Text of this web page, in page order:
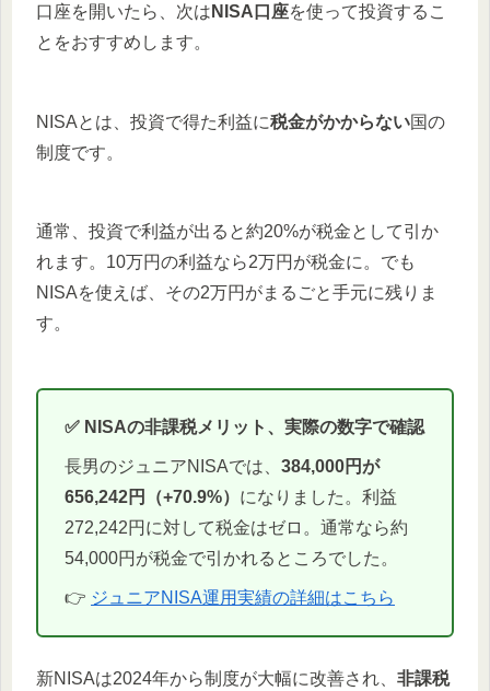
口座を開いたら、次は NISA口座を使って投資するこ
とをおすすめします。
NISAとは、投資で得た利益に税金がかからない国の
制度です。
通常、投資で利益が出ると約20%が税金として引か
れます。10万円の利益なら2万円が税金に。でも
NISAを使えば、その2万円がまるごと手元に残りま
す。
✅ NISAの非課税メリット、実際の数字で確認
長男のジュニアNISAでは、 384,000円が
656,242円（+70.9%） になりました。利益
272,242円に対して税金はゼロ。通常なら約
54,000円が税金で引かれるところでした。
👉 ジュニアNISA運用実績の詳細はこちら
新NISAは2024年から制度が大幅に改善され、 非課税